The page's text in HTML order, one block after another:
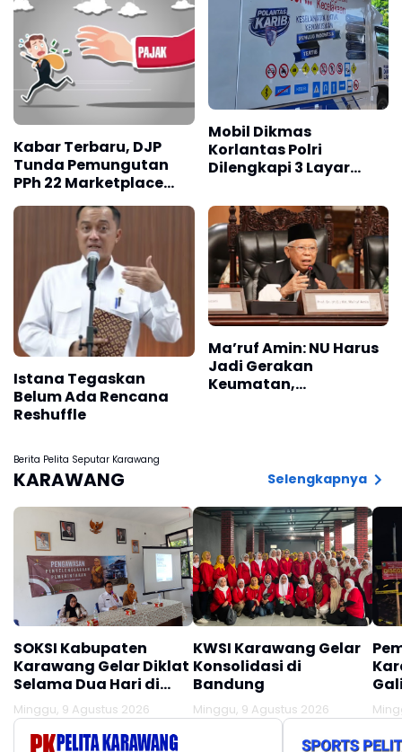
Kesehatan Halal
Kabar Terbaru, DJP
Tunda Pemungutan
PPh 22 Marketplace
hingga November 2026
Mobil Dikmas
Korlantas Polri
Dilengkapi 3 Layar
Sasar Edukasi
Masyarakat
Istana Tegaskan
Belum Ada Rencana
Reshuffle
Ma’ruf Amin: NU Harus
Jadi Gerakan
Keumatan,
Berita Pelita Seputar Karawang
KARAWANG Selengkapnya
SOKSI Kabupaten
Karawang Gelar Diklat
Selama Dua Hari di
Panglengan
Minggu, 9 Agustus 2026
KWSI Karawang Gelar
Konsolidasi di
Bandung
Minggu, 9 Agustus 2026